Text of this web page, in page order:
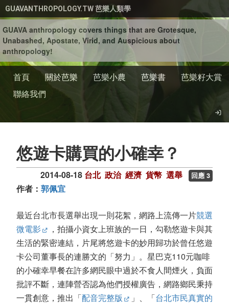
移至主內容
GUAVANTHROPOLOGY.TW 芭樂人類學
GUAVA anthropology covers things that are Grotesque,
Unabashed, Apostate, Virid, and Auspicious about
anthropology!
首頁 關於芭樂 芭樂小農 芭樂書
芭樂籽大賞
聯絡我們
悠遊卡購買的小確幸？
2014-08-18 台北 政治 經濟 貨幣 選舉 回應 3
作者： 郭佩宜
最近台北市長選舉出現一則花絮，網路上流傳一片競選
微電影
，拍攝小資女上班族的一日，勾勒悠遊卡與其
生活的緊密連結，片尾將悠遊卡的妙用歸功於曾任悠遊
卡公司董事長的連勝文的「努力」。星巴克110元咖啡
的小確幸早餐在許多網民眼中過於不食人間煙火，負面
批評不斷，連陣營否認為他們授權廣告，網路鄉民秉持
一貫創意，推出「配音完整版 」、「台北市民真實的